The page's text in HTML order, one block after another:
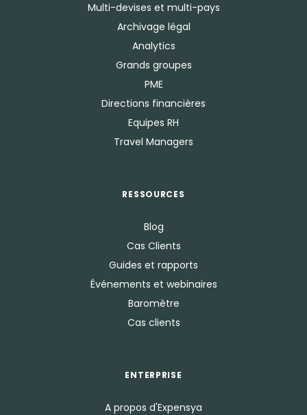
Multi-devises et multi-pays
Archivage légal
Analytics
Grands groupes
PME
Directions financières
Equipes RH
Travel Managers
RESSOURCES
Blog
Cas Clients
Guides et rapports
Événements et webinaires
Baromètre
Cas clients
ENTERPRISE
A propos d'Expensya